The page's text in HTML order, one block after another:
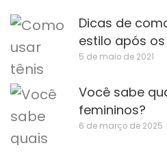
Dicas de
estilo após
5 de maio de 2021
Você sabe
femininos?
6 de março de 2025